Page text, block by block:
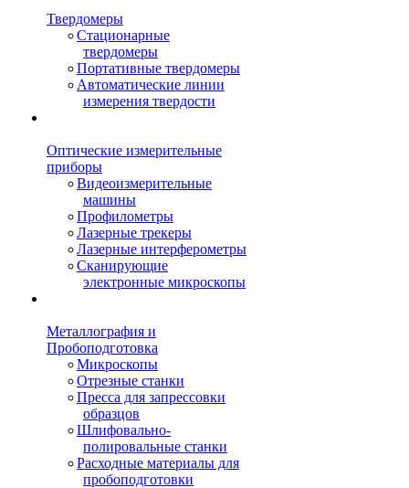
Твердомеры
Стационарные
твердомеры
Портативные твердомеры
Автоматические линии
измерения твердости
Оптические измерительные
приборы
Видеоизмерительные
машины
Профилометры
Лазерные трекеры
Лазерные интерферометры
Сканирующие
электронные микроскопы
Металлография и
Пробоподготовка
Микроскопы
Отрезные станки
Пресса для запрессовки
образцов
Шлифовально-
полировальные станки
Расходные материалы для
пробоподготовки